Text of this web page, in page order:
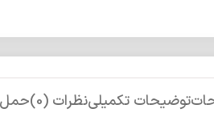
توضیحات تکمیلینظرات (0) حمل